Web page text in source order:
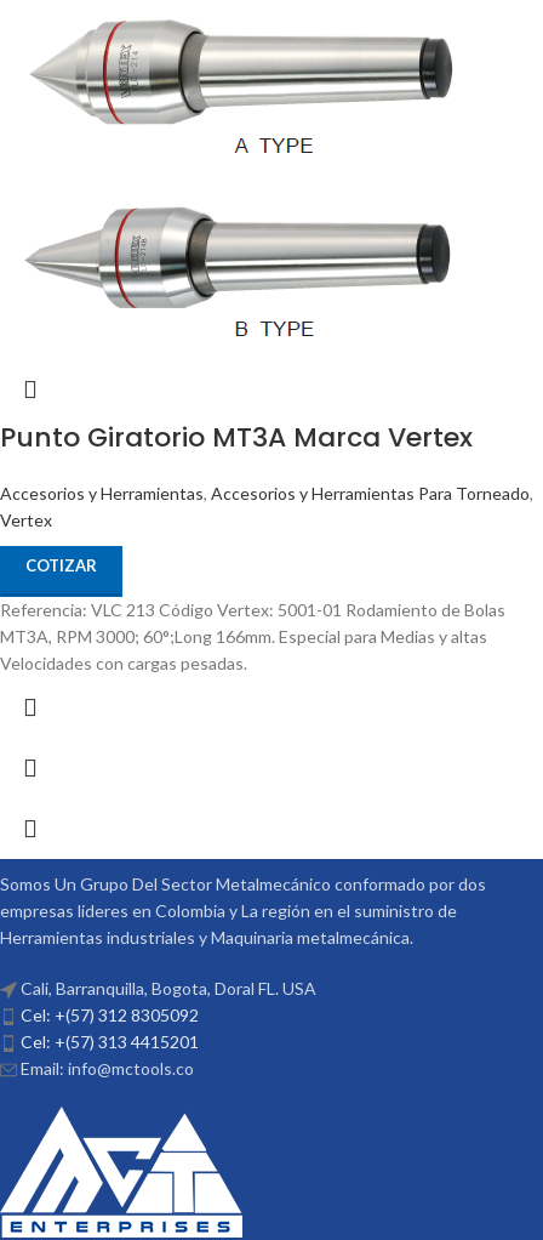
Punto Giratorio MT3A Marca Vertex
Accesorios y Herramientas, Accesorios y Herramientas Para Torneado,
Vertex
COTIZAR
Referencia: VLC 213 Código Vertex: 5001-01 Rodamiento de Bolas
MT3A, RPM 3000; 60°;Long 166mm. Especial para Medias y altas
Velocidades con cargas pesadas.
Somos Un Grupo Del Sector Metalmecánico conformado por dos
empresas lideres en Colombia y La región en el suministro de
Herramientas industriales y Maquinaria metalmecánica.
Cali, Barranquilla, Bogota, Doral FL. USA
Cel: +(57) 312 8305092
Cel: +(57) 313 4415201
Email: info@mctools.co